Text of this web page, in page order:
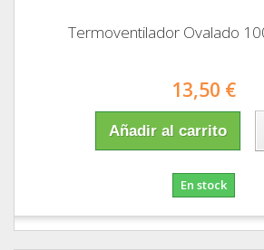
Termoventilador Ovalado
13,50 €
Añadir al carrito
En stock